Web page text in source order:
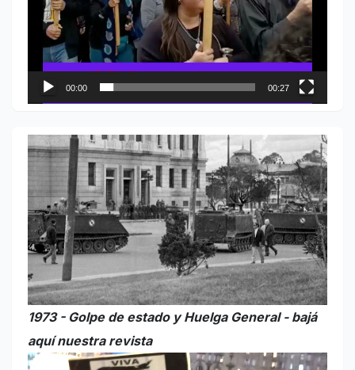
00:00 00:27
1973 - Golpe de estado y Huelga General - bajá
aquí nuestra revista